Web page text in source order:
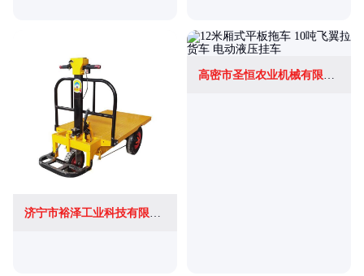
济宁市裕泽工业科技有限公司
高密市圣恒农业机械有限公司